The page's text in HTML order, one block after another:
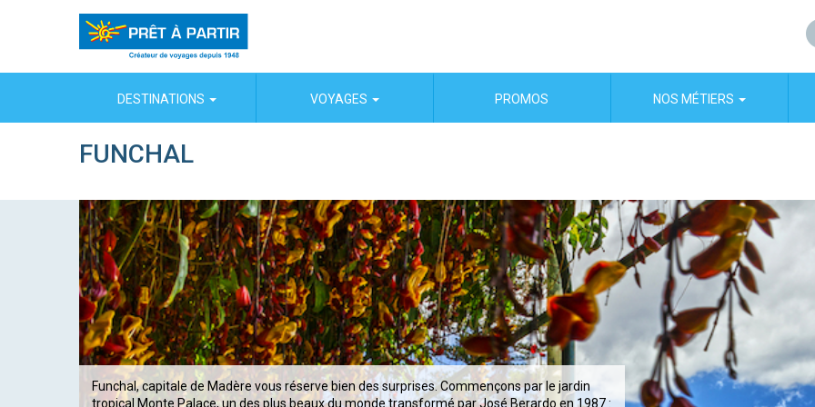
DESTINATIONS VOYAGES PROMOS NOS MÉTIERS
FUNCHAL
Funchal, capitale de Madère vous réserve bien des surprises. Commençons par le jardin
tropical Monte Palace, un des plus beaux du monde transformé par José Berardo en 1987 :